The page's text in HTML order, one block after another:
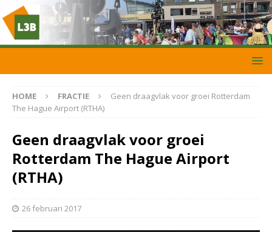
HOME FRACTIE
Geen draagvlak voor groei Rotterdam
The Hague Airport (RTHA)
Geen draagvlak voor groei
Rotterdam The Hague Airport
(RTHA)
26 februari 2017